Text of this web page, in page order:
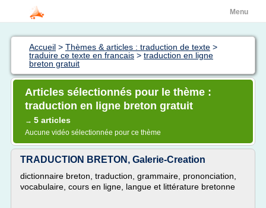
Menu
Accueil > Thèmes & articles : traduction de texte >
traduire ce texte en francais > traduction en ligne
breton gratuit
Articles sélectionnés pour le thème :
traduction en ligne breton gratuit
→ 5 articles
Aucune vidéo sélectionnée pour ce thème
TRADUCTION BRETON, Galerie-Creation
dictionnaire breton, traduction, grammaire, prononciation,
vocabulaire, cours en ligne, langue et littérature bretonne